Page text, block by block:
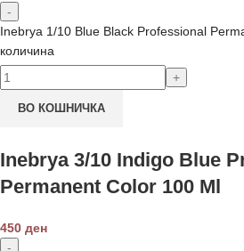
Inebrya 1/10 Blue Black Professional
количина
ВО КОШНИЧКА
Inebrya 3/10 Indigo Blue
Permanent Color 100 Ml
450 ден